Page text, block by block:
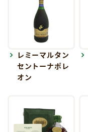
レミーマルタン
セントーナポレ
オン